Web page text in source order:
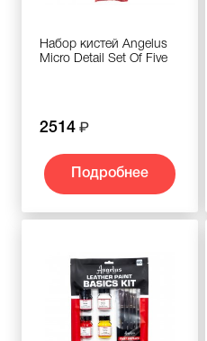
Набор кистей Angelus
Micro Detail Set Of Five
2514
Подробнее